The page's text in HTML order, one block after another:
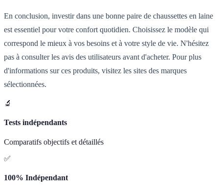
En conclusion, investir dans une bonne paire de chaussettes en laine
est essentiel pour votre confort quotidien. Choisissez le modèle qui
correspond le mieux à vos besoins et à votre style de vie. N'hésitez
pas à consulter les avis des utilisateurs avant d'acheter. Pour plus
d'informations sur ces produits, visitez les sites des marques
sélectionnées.
🔬
Tests indépendants
Comparatifs objectifs et détaillés
✅
100% Indépendant